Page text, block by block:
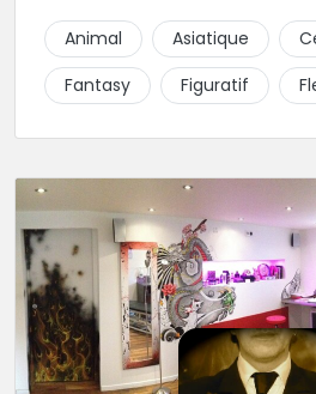
triés sur le volet pour vous offrir
styles avec une qualité et une
irréprochables.
Animal Asiatique
Fantasy
Figuratif